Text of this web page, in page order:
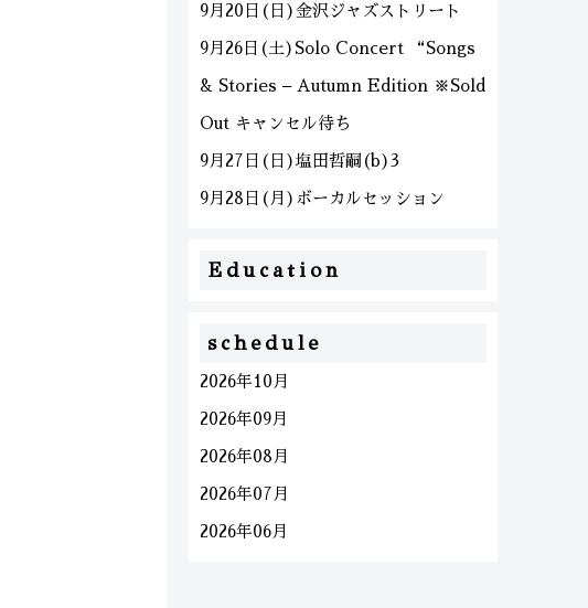
9月20日(日)金沢ジャズストリート
9月26日(土)Solo Concert “Songs
& Stories – Autumn Edition ※Sold
Out キャンセル待ち
9月27日(日)塩田哲嗣(b)3
9月28日(月)ボーカルセッション
Education
schedule
2026年10月
2026年09月
2026年08月
2026年07月
2026年06月